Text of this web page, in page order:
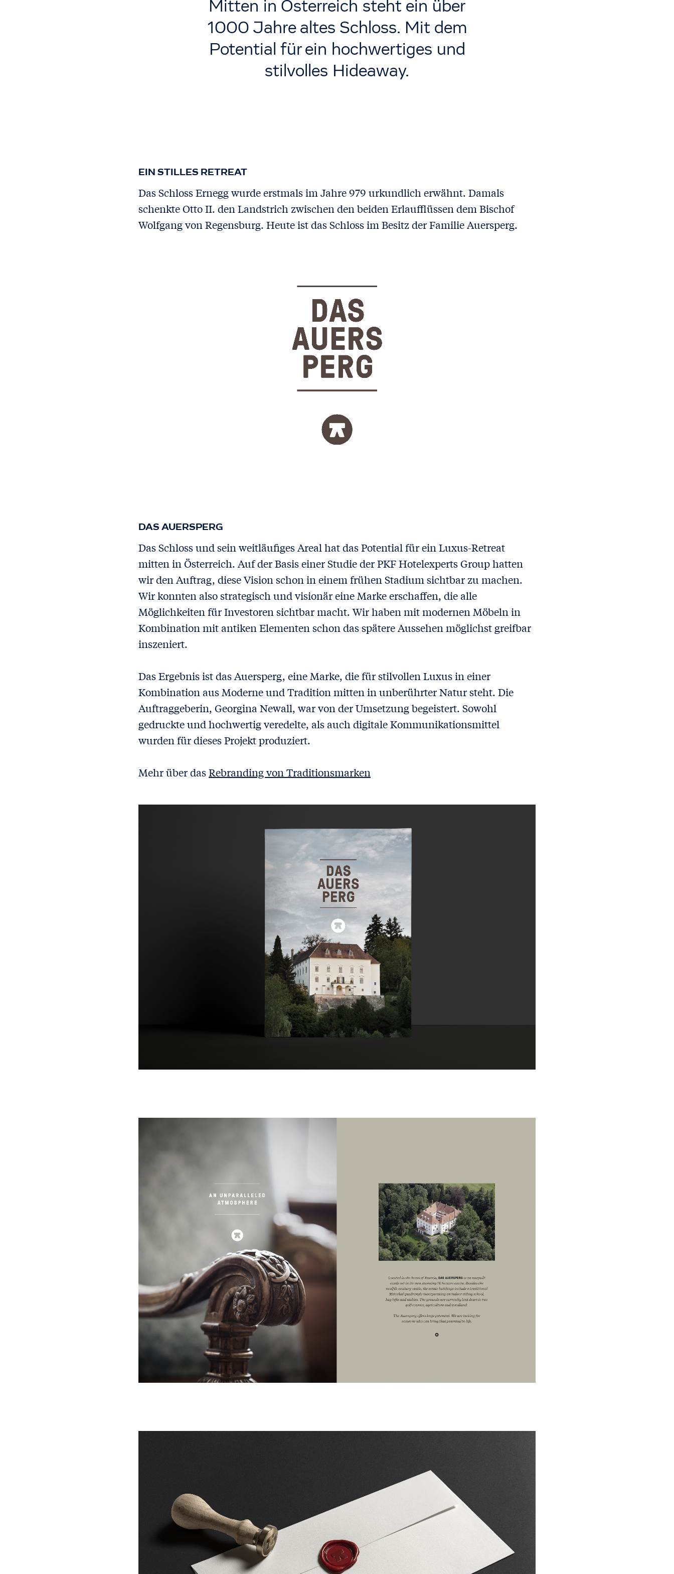
Mitten in Österreich steht ein über
1000 Jahre altes Schloss. Mit dem
Potential für ein hochwertiges und
stilvolles Hideaway.
EIN STILLES RETREAT
Das Schloss Ernegg wurde erstmals im Jahre 979 urkundlich erwähnt. Damals
schenkte Otto II. den Landstrich zwischen den beiden Erlaufflüssen dem Bischof
Wolfgang von Regensburg. Heute ist das Schloss im Besitz der Familie Auersperg.
DAS AUERSPERG
Das Schloss und sein weitläufiges Areal hat das Potential für ein Luxus-Retreat
mitten in Österreich. Auf der Basis einer Studie der PKF Hotelexperts Group hatten
wir den Auftrag, diese Vision schon in einem frühen Stadium sichtbar zu machen.
Wir konnten also strategisch und visionär eine Marke erschaffen, die alle
Möglichkeiten für Investoren sichtbar macht. Wir haben mit modernen Möbeln in
Kombination mit antiken Elementen schon das spätere Aussehen möglichst greifbar
inszeniert.
Das Ergebnis ist das Auersperg, eine Marke, die für stilvollen Luxus in einer
Kombination aus Moderne und Tradition mitten in unberührter Natur steht. Die
Auftraggeberin, Georgina Newall, war von der Umsetzung begeistert. Sowohl
gedruckte und hochwertig veredelte, als auch digitale Kommunikationsmittel
wurden für dieses Projekt produziert.
Mehr über dasRebranding von Traditionsmarken